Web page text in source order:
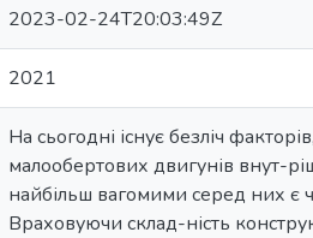
2023-02-24T20:03:49Z
2021
На сьогодні існує безліч
малообертових двигунів внут-
найбільш вагомими серед них є
Враховуючи склад-ність